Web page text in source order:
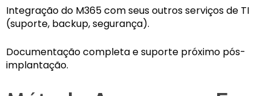
Integração do M365 com seus outros serviços de TI
(suporte, backup, segurança).
Documentação completa e suporte próximo pós-
implantação.